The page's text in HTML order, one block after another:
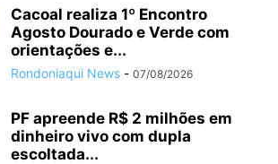
Cacoal realiza 1º Encontro
Agosto Dourado e Verde com
orientações e...
Rondoniaqui News - 07/08/2026
PF apreende R$ 2 milhões em
dinheiro vivo com dupla
escoltada...